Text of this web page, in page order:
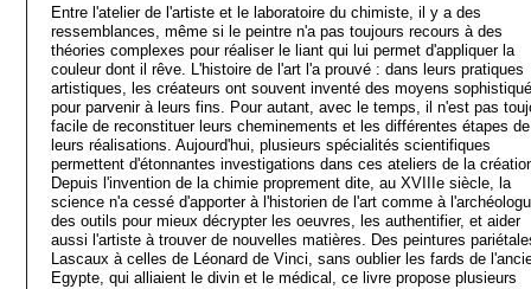
Entre l'atelier de l'artiste et le laboratoire du chimiste, il y a des
ressemblances, même si le peintre n'a pas toujours recours à des
théories complexes pour réaliser le liant qui lui permet d'appliquer la
couleur dont il rêve. L'histoire de l'art l'a prouvé : dans leurs pratiques
artistiques, les créateurs ont souvent inventé des moyens
pour parvenir à leurs fins. Pour autant, avec le temps, il n'est pas
facile de reconstituer leurs cheminements et les différentes étapes de
leurs réalisations. Aujourd'hui, plusieurs spécialités scientifiques
permettent d'étonnantes investigations dans ces ateliers de la
Depuis l'invention de la chimie proprement dite, au XVIIIe siècle, la
science n'a cessé d'apporter à l'historien de l'art comme à
des outils pour mieux décrypter les oeuvres, les authentifier, et aider
aussi l'artiste à trouver de nouvelles matières. Des peintures
Lascaux à celles de Léonard de Vinci, sans oublier les fards de
Egypte, qui alliaient le divin et le médical, ce livre propose plusieurs